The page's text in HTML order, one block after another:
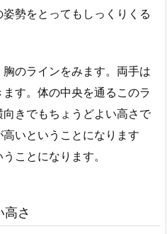
勢をとってもしっくりくる
のラインをみます。両手は
す。体の中央を通るこのラ
きでもちょうどよい高さで
いということになります
ことになります。
さ